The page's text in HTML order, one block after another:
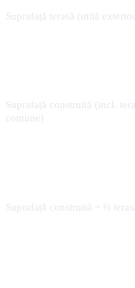
Suprafață terasă (utilă
Suprafață construită (incl.
comune)
Suprafață construită + ½